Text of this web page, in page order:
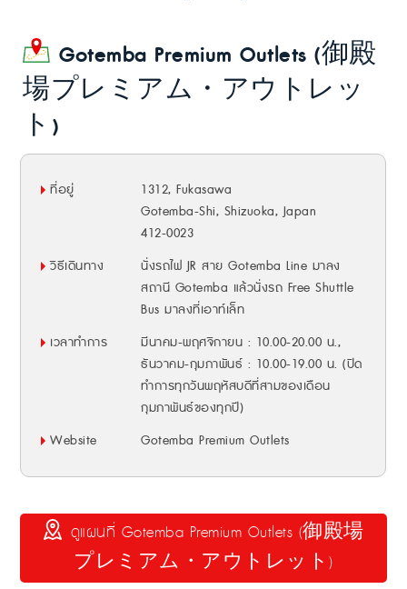
Gotemba Premium Outlets (御殿
場プレミアム・アウトレッ
ト)
ที่อยู่
1312, Fukasawa
Gotemba-Shi, Shizuoka, Japan
412-0023
วิธีเดินทาง
นั่งรถไฟ JR สาย Gotemba Line มาลง
สถานี Gotemba แล้วนั่งรถ Free Shuttle
Bus มาลงที่เอาท์เล็ท
เวลาทำการ
มีนาคม-พฤศจิกายน : 10.00-20.00 น.,
ธันวาคม-กุมภาพันธ์ : 10.00-19.00 น. (ปิด
ทำการทุกวันพฤหัสบดีที่สามของเดือน
กุมภาพันธ์ของทุกปี)
Website
Gotemba Premium Outlets
ดูแผนที่ Gotemba Premium Outlets (御殿場
プレミアム・アウトレット)